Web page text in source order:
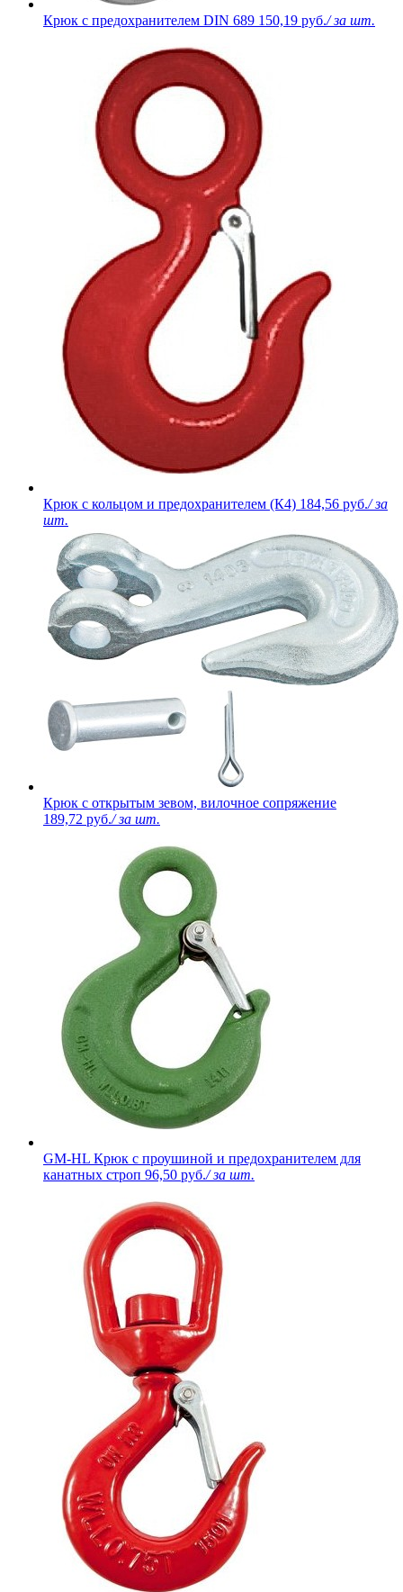
Крюк с предохранителем DIN 689 150,19 руб./ за шт.
Крюк с кольцом и предохранителем (К4) 184,56 руб./ за
шт.
Крюк с открытым зевом, вилочное сопряжение
189,72 руб./ за шт.
GM-HL Крюк с проушиной и предохранителем для
канатных строп 96,50 руб./ за шт.